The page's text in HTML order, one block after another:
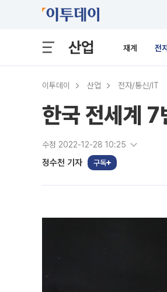
산업 재계 전
이투데이 산업 전자/통신/IT
한국 전세계
수정 2022-12-28 10:25
정수천 기자 구독